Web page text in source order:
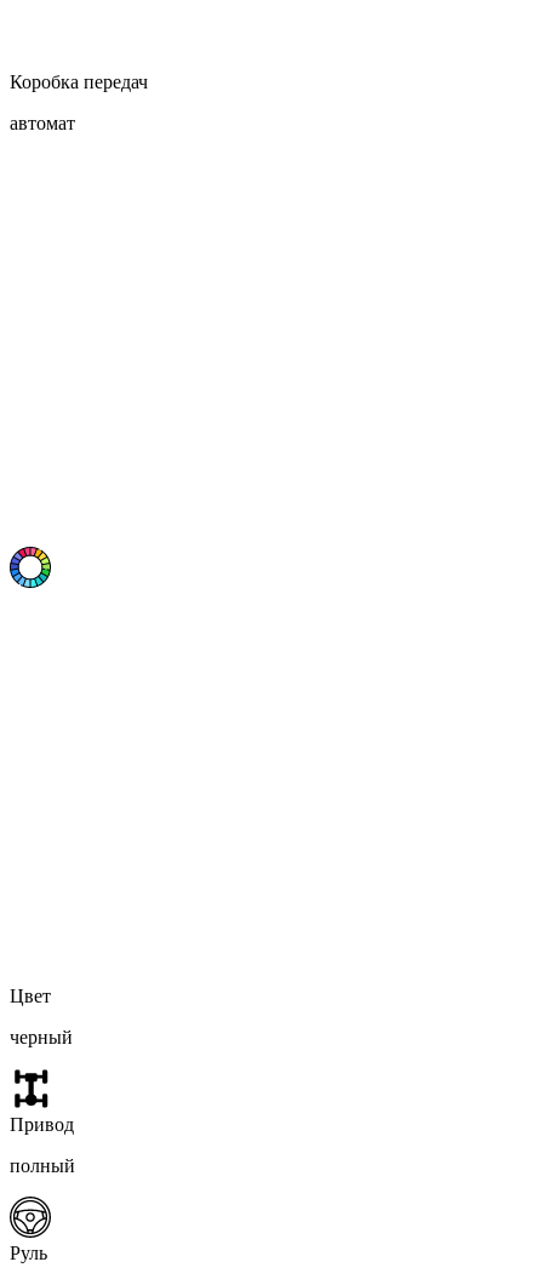
Коробка передач
автомат
Цвет
черный
Привод
полный
Руль